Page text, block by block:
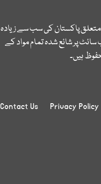
پاکستان کی سب سے زیادہ
پر شائع شدہ تمام مواد کے
ہیں۔
Privacy Policy
Contact Us